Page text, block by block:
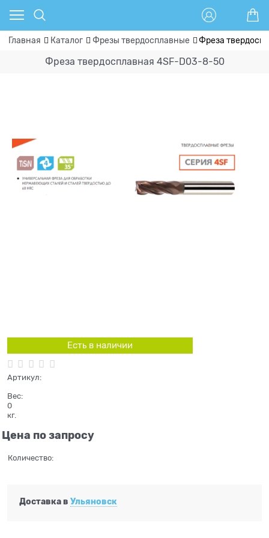
Главная Каталог Фрезы твердосплавные Фреза
Фреза твердосплавная 4SF-D03-8-50
Есть в наличии
Артикул:
Вес:
0
кг.
Цена по запросу
Количество:
Доставка в Ульяновск